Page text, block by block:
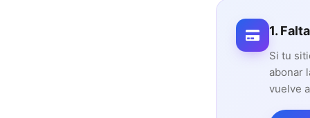
1.
Si tu
abonar
vuelve